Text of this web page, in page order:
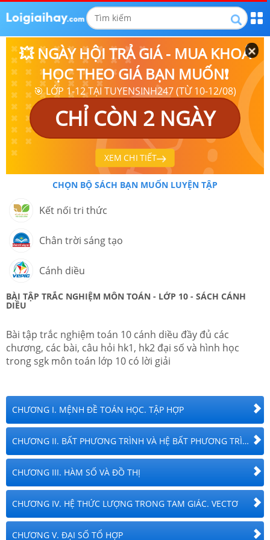
💥 NGÀY HỘI TRẢ GIÁ - MUA KHOÁ
HỌC THEO GIÁ BẠN MUỐN❗
🎯 LỚP 1-12 TẠI TUYENSINH247 (TỪ 10-12/08)
CHỈ CÒN 2 NGÀY
XEM CHI TIẾT
CHỌN BỘ SÁCH BẠN MUỐN LUYỆN TẬP
Kết nối tri thức
Chân trời sáng tạo
Cánh diều
BÀI TẬP TRẮC NGHIỆM MÔN TOÁN - LỚP 10 - SÁCH CÁNH
DIỀU
Bài tập trắc nghiệm toán 10 cánh diều đầy đủ các
chương, các bài, câu hỏi hk1, hk2 đại số và hình học
trong sgk môn toán lớp 10 có lời giải
CHƯƠNG I. MỆNH ĐỀ TOÁN HỌC. TẬP HỢP
CHƯƠNG II. BẤT PHƯƠNG TRÌNH VÀ HỆ BẤT PHƯƠNG TRÌNH BẬC NHẤT HAI ẨN.
CHƯƠNG III. HÀM SỐ VÀ ĐỒ THỊ
CHƯƠNG IV. HỆ THỨC LƯỢNG TRONG TAM GIÁC. VECTƠ
CHƯƠNG V. ĐẠI SỐ TỔ HỢP